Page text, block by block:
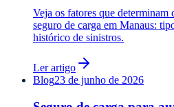
Veja os fatores que
seguro de carga em Manaus:
histórico de sinistros.
Ler artigo
Blog23 de junho de 2026